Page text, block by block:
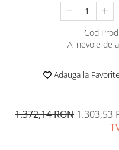
Set verificare minimal
Cutii pentru clean room
Seturi de greutati
OIML F1
Cod
Ai nevoie de
Adauga la Favorite
1.372,14 RON 1.303,53